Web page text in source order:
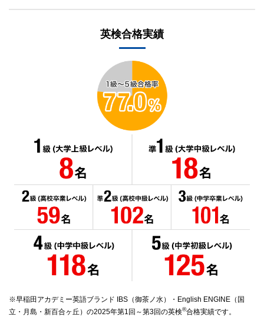
英検合格実績
早稲田アカデミー英語ブランド IBS（御茶ノ水）・English ENGINE（国
立・月島・新百合ヶ丘）の2025年第1回～第3回の英検®合格実績です。